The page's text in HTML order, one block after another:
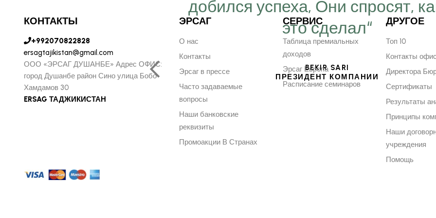
веру в
компанию Эрсаг"
ПЕЧЕНИЦЫН
ДИРЕКТОР РОССИИ
добился успеха, Они спросят,
это сделал“
BEKIR SARI
ПРЕЗИДЕНТ КОМПАНИИ
КОНТАКТЫ
+992070822828
ersagtajikistan@gmail.com
ООО «ЭРСАГ ДУШАНБЕ» Адрес ОФИС:
город Душанбе район Сино улица Бобо
Хамдамов 30
ERSAG ТАДЖИКИСТАН
ЭРСАГ
О нас
Контакты
Эрсаг в прессе
Часто задаваемые
вопросы
Наши банковские
реквизиты
Промоакции В Странах
СЕРВИС
Таблица премиальных
доходов
Эрсаг Европа
Расписание семинаров
ДРУГОЕ
Топ 10
Контакты
Директора
Сертификаты
Результаты
Принципы
Наши
учреждения
Помощь